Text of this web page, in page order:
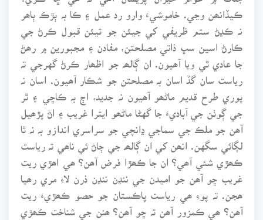
ڪيڏانھن وڃي. خاموشيءَ وارو رد عمل ۽ ڪا بہ ٻڙڪ ٻاھر
نہ ڪڍڻ ستم ظريفي کي جيئن جو تيئن قبول ڪرڻ جي
ڪارڻ اسين سڀ ذاتي مصلحتن، مفادن ۽ مجبورين ۾ رھڻ
جا عادي ٿي ويا آھيون. ان ڳالھہ جو اظھار ڪرڻ گهرجي تہ
رياست سان گڏ اسان بہ مصلحتن جو شڪار آھيون. اسان نہ
پوري طرح قديم ماڻھو آھيون نہ جديد، اڄ بہ ڪاڇي ۽ ٿر
جي ڳوٺن جي آباديءَ جا گهڻا ماڻھو ايترا غريب ۽ اڻ پڙھيل
آھن جو ملڪ جي سماجي ڍانچي جو سراسري اندازو بہ نہ ٿا
لڳائي سگهن. انھن کي ان ڳالھہ جي ڄاڻ ئي ناھي تہ رياست
ڪھڙي شئي آھي؟ ان جا ڪھڙا فرض آھن؟ ھي اھڙي ريت
غريب ڇو آھن جو اميدن جي ننڍن ننڍن ذرن لاءِ مري رھيا
ھجن. تہ پوءِ ھي رياست پاڪستان جو حصو ڪھڙيءَ ريت
آھن؟ ھي ڪمزور آھن تہ ڇو آھن؟ ھنن جي شناخت ڪھڙي